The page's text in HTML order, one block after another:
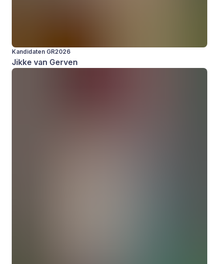
Kandidaten GR2026
Jikke van Gerven